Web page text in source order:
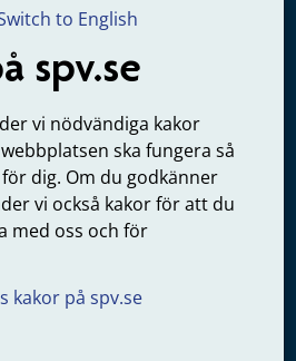
to English
spv.se
vi nödvändiga kakor
ska fungera så
dig. Om du godkänner
vi också kakor för att du
med oss och för
kakor på spv.se
tjänstepension från statlig